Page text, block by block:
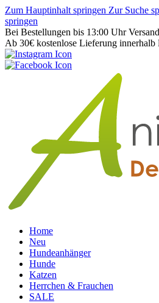
Zum Hauptinhalt springen Zur Suche
springen
Bei Bestellungen bis 13:00 Uhr
Ab 30€ kostenlose Lieferung innerhalb
Home
Neu
Hundeanhänger
Hunde
Katzen
Herrchen & Frauchen
SALE